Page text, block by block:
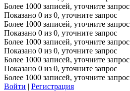
Более 1000 записей, уточните запрос
Показано 0 из 0, уточните запрос
Более 1000 записей, уточните запрос
Показано 0 из 0, уточните запрос
Более 1000 записей, уточните запрос
Показано 0 из 0, уточните запрос
Более 1000 записей, уточните запрос
Показано 0 из 0, уточните запрос
Более 1000 записей, уточните запрос
Войти | Регистрация